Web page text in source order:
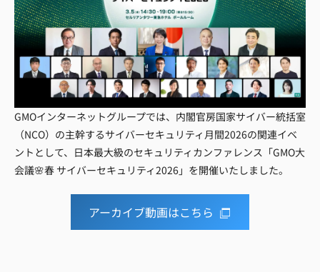
GMOインターネットグループでは、内閣官房国家サイバー統括室
（NCO）の主幹するサイバーセキュリティ月間2026の関連イベ
ントとして、日本最大級のセキュリティカンファレンス「GMO大
会議🌸春 サイバーセキュリティ2026」を開催いたしました。
アーカイブ動画はこちら